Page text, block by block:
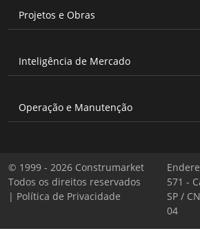
Projetos e Obras
Inteligência de Mercado
Operação e Manutenção
© 1999 - 2026 Construmarket
Todos os direitos reservados
| Política de Privacidade
571 -
SP /
04